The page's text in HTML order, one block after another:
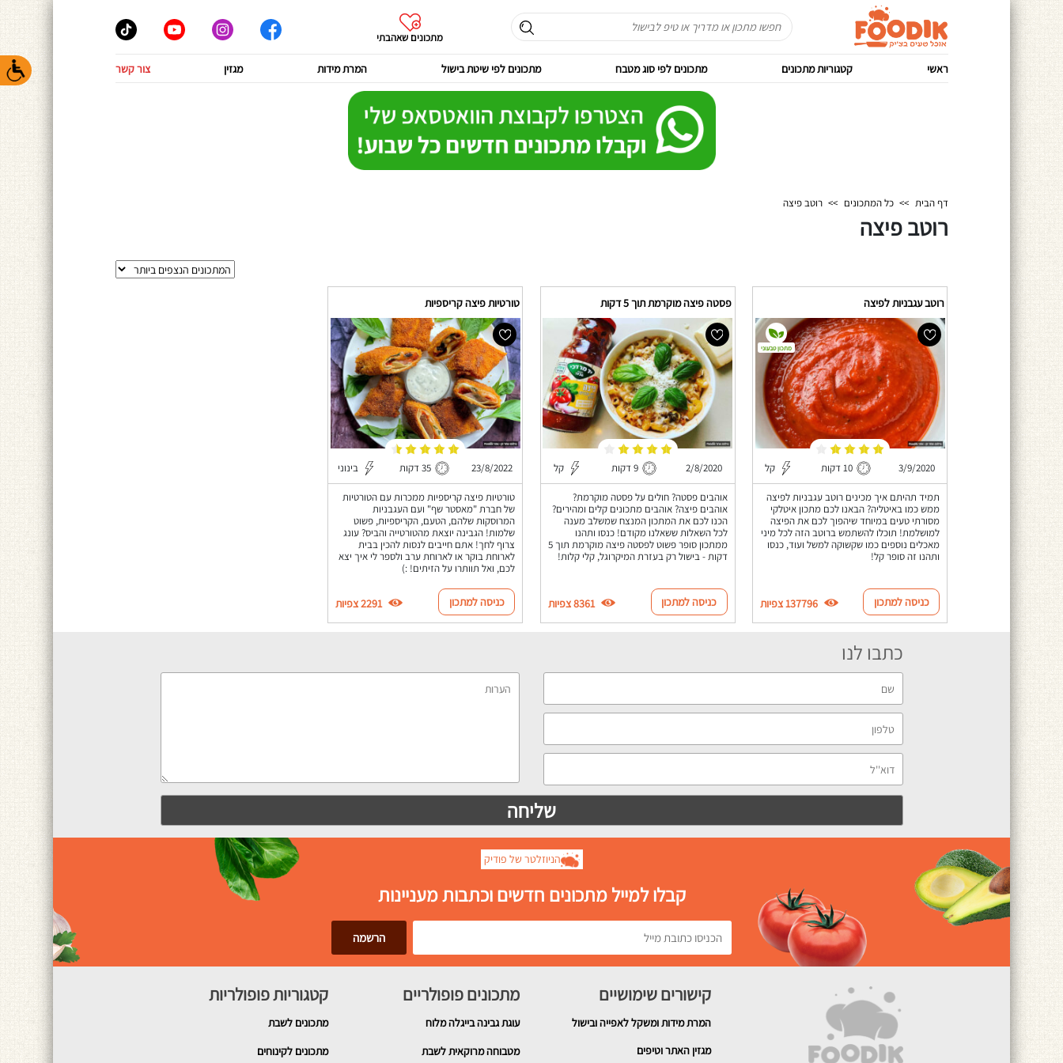
מתכונים שאהבתי
ראשי קטגוריות מתכונים מתכונים לפי סוג מטבח מתכונים לפי שיטת בישול המרת מידות מגזין צור קשר
דף הבית >> כל המתכונים >> רוטב פיצה
רוטב פיצה
רוטב עגבניות לפיצה
3/9/2020 10 דקות קל
תמיד תהיתם איך מכינים רוטב עגבניות לפיצה
ממש כמו באיטליה? הבאנו לכם מתכון איטלקי
מסורתי טעים במיוחד שיהפוך לכם את הפיצה
למושלמת! תוכלו להשתמש ברוטב הזה לכל מיני
מאכלים נוספים כמו שקשוקה למשל ועוד, כנסו
ותהנו זה סופר קל!
מתכון טבעוני
כניסה למתכון 137796 צפיות
פסטה פיצה מוקרמת תוך 5 דקות
2/8/2020 9 דקות קל
אוהבים פסטה? חולים על פסטה מוקרמת?
אוהבים פיצה? אוהבים מתכונים קלים ומהירים?
הכנו לכם את המתכון המנצח שמשלב מענה
לכל השאלות ששאלנו מקודם! כנסו ותהנו
ממתכון סופר פשוט לפסטה פיצה מוקרמת תוך 5
דקות - בישול רק בעזרת המיקרוגל, קלי קלות!
כניסה למתכון 8361 צפיות
טורטיות פיצה קריספיות
23/8/2022 35 דקות בינוני
טורטיות פיצה קריספיות ממכרות עם הטורטיות
של חברת "מאסטר שף" ועם העגבניות
המרוסקות שלהם, הטעם, הקריספיות, פשוט
שלמות! הגבינה יוצאת מהטורטייה והביס? עונג
צרוף לחך! אתם חייבים לנסות להכין בבית
לארוחת בוקר או לארוחת ערב ולספר לי איך יצא
לכם, ואל תוותרו על הזיתים! :)
כניסה למתכון 2291 צפיות
כתבו לנו
הניוזלטר של פודיק
קבלו למייל מתכונים חדשים וכתבות מעניינות
קישורים שימושיים
המרת מידות ומשקל לאפייה ובישול
מגזין האתר וטיפים
מתכונים פופולריים
עוגת גבינה בייגלה מלוח
מטבוחה מרוקאית לשבת
קטגוריות פופולריות
מתכונים לשבת
מתכונים לקינוחים